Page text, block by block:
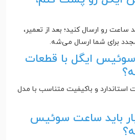
ساعت رو ارسال کنید؛ بعد از تعمیر،
برای شما ارسال می‌شه.
ایگل با قطعات
استاندارد و باکیفیت متناسب با مدل
باید ساعت سوئیس